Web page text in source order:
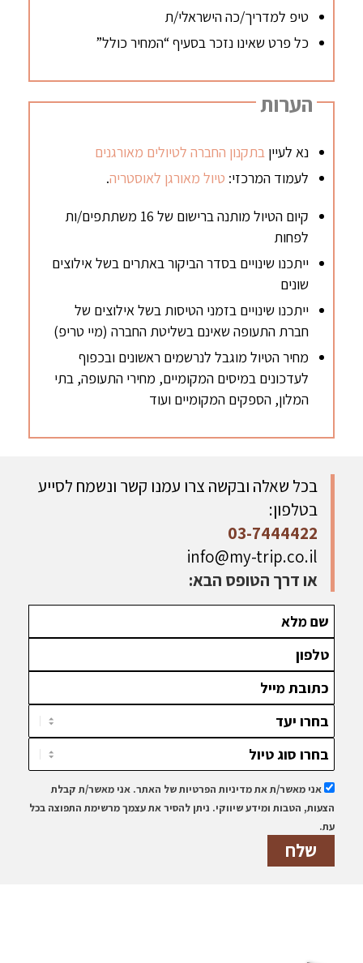
טיפ למדריך/כה הישראלי/ת
כל פרט שאינו נזכר בסעיף “המחיר כולל”
הערות
נא לעייןבתקנון החברה לטיולים מאורגנים
לעמוד המרכזי: טיול מאורגן לאוסטריה.
קיום הטיול מותנה ברישום של 16 משתתפים/ות
לפחות
ייתכנו שינויים בסדר הביקור באתרים בשל אילוצים
שונים
ייתכנו שינויים בזמני הטיסות בשל אילוצים של
חברת התעופה שאינם בשליטת החברה (מיי טריפ)
מחיר הטיול מוגבל לנרשמים ראשונים ובכפוף
לעדכונים במיסים המקומיים, מחירי התעופה, בתי
המלון, הספקים המקומיים ועוד
אני מאשר/ת את מדיניות הפרטיות של האתר. אני מאשר/ת קבלת
הצעות, הטבות ומידע שיווקי. ניתן להסיר את עצמך מרשימת התפוצה בכל
עת.
בכל שאלה ובקשה צרו עמנו קשר ונשמח לסייע
בטלפון:
03-7444422
info@my-trip.co.il
או דרך הטופס הבא: